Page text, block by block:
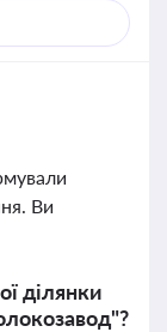
Ви
ділянки